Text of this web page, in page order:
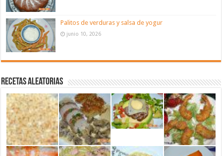
Palitos de verduras y salsa de yogur
junio 10, 2026
Recetas aleatorias